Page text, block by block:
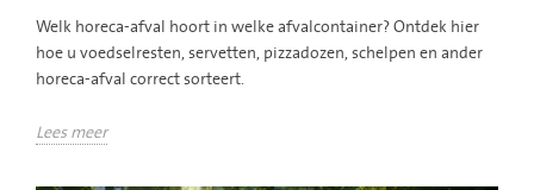
Welk horeca-afval hoort in welke afvalcontainer? Ontdek hier
hoe u voedselresten, servetten, pizzadozen, schelpen en ander
horeca-afval correct sorteert.
Lees meer